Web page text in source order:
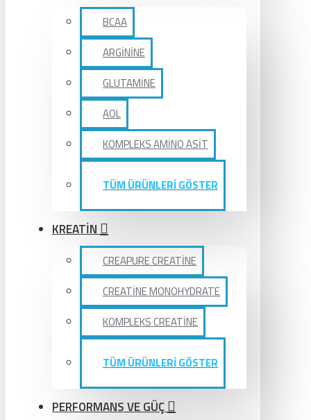
BCAA
ARGİNİNE
GLUTAMİNE
AOL
KOMPLEKS AMİNO ASİT
TÜM ÜRÜNLERİ GÖSTER
KREATİN
CREAPURE CREATİNE
CREATİNE MONOHYDRATE
KOMPLEKS CREATİNE
TÜM ÜRÜNLERİ GÖSTER
PERFORMANS VE GÜÇ